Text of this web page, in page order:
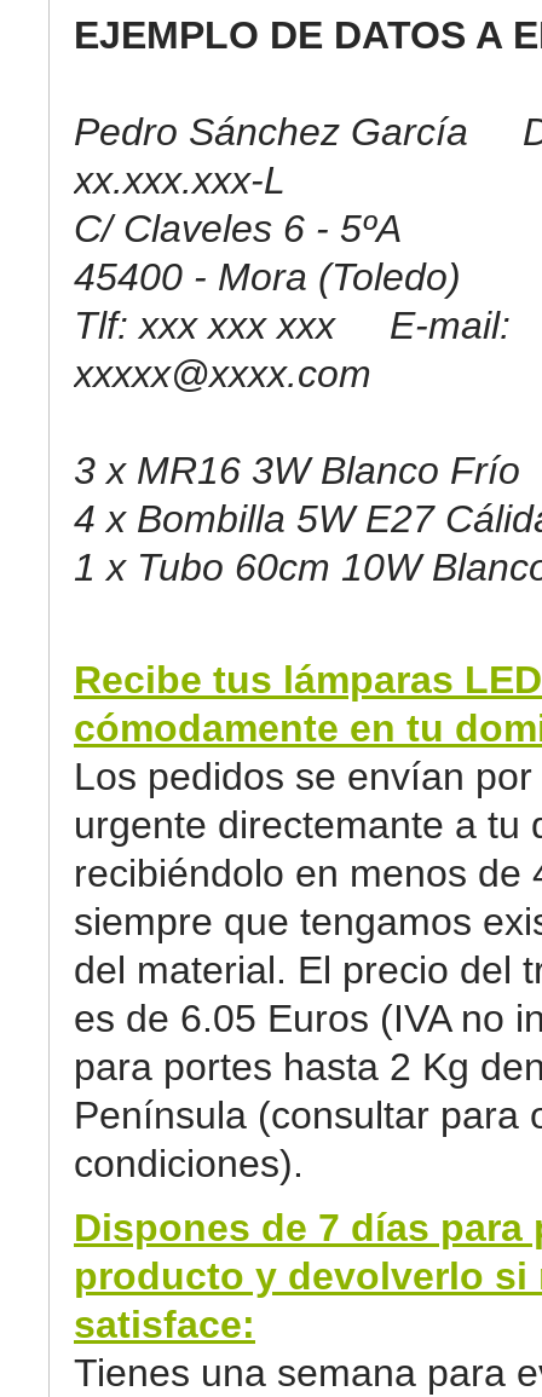
EJEMPLO DE DATOS A
Pedro Sánchez García
xx.xxx.xxx-L
C/ Claveles 6 - 5ºA
45400 - Mora (Toledo)
Tlf: xxx xxx xxx E-mail:
xxxxx@xxxx.com
3 x MR16 3W Blanco Frío
4 x Bombilla 5W E27
1 x Tubo 60cm 10W
Recibe tus lámparas LED
cómodamente en tu
Los pedidos se envían
urgente directemante a tu
recibiéndolo en menos de
siempre que tengamos
del material. El precio del
es de 6.05 Euros (IVA no
para portes hasta 2 Kg
Península (consultar para
condiciones).
Dispones de 7 días para
producto y devolverlo si
satisface:
Tienes una semana para